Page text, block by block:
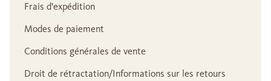
Frais d'expédition
Modes de paiement
Conditions générales de vente
Droit de rétractation/Informations sur les retours